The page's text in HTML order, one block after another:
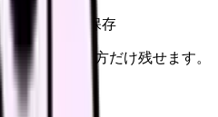
望条件だけ保存
になる働き方だけ残せます。